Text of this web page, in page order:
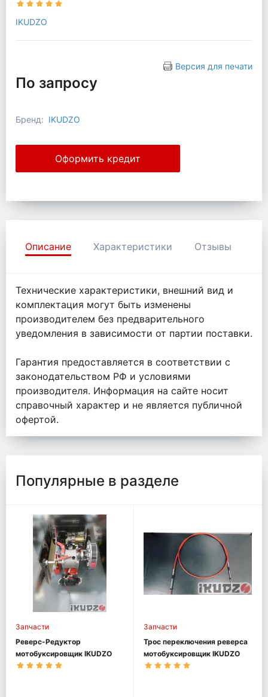
IKUDZO
Версия для печати
По запросу
Бренд: IKUDZO
Оформить кредит
Описание Характеристики Отзывы
Технические характеристики, внешний вид и
комплектация могут быть изменены
производителем без предварительного
уведомления в зависимости от партии поставки.
Гарантия предоставляется в соответствии с
законодательством РФ и условиями
производителя. Информация на сайте носит
справочный характер и не является публичной
офертой.
Популярные в разделе
Запчасти
Реверс-Редуктор
мотобуксировщик IKUDZO
Запчасти
Трос переключения реверса
мотобуксировщик IKUDZO